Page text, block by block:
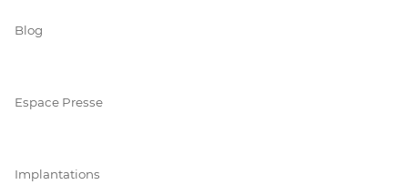
Blog
Espace Presse
Implantations